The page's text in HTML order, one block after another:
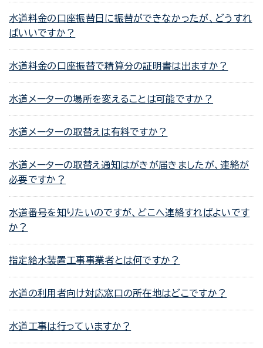
水道料金の口座振替日に振替ができなかったが、どうすれ
ばいいですか？
水道料金の口座振替で精算分の証明書は出ますか？
水道メーターの場所を変えることは可能ですか？
水道メーターの取替えは有料ですか？
水道メーターの取替え通知はがきが届きましたが、連絡が
必要ですか？
水道番号を知りたいのですが、どこへ連絡すればよいです
か？
指定給水装置工事事業者とは何ですか？
水道の利用者向け対応窓口の所在地はどこですか？
水道工事は行っていますか？